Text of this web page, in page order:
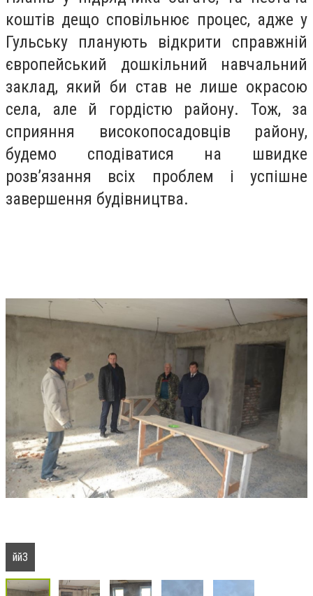
коштів дещо сповільнює процес, адже у
Гульську планують відкрити справжній
європейський дошкільний навчальний
заклад, який би став не лише окрасою
села, але й гордістю району. Тож, за
сприяння високопосадовців району,
будемо сподіватися на швидке
розв’язання всіх проблем і успішне
завершення будівництва.
йй3